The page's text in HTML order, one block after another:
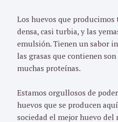
Los huevos que
densa, casi turbia, y las
emulsión. Tienen un sabor
las grasas que contienen
muchas proteínas.
Estamos orgullosos de
huevos que se producen
sociedad el mejor huevo del